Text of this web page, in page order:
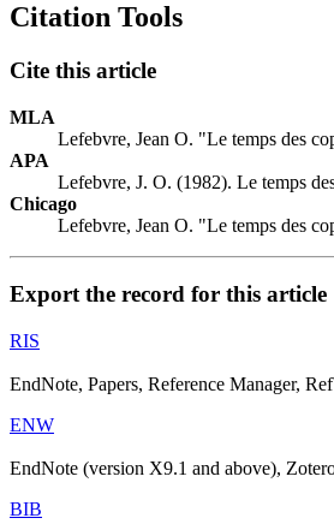
Citation Tools
Cite this article
MLA
Lefebvre, Jean O. "Le temps des
APA
Lefebvre, J. O. (1982). Le temps
Chicago
Lefebvre, Jean O. "Le temps des
Export the record for this article
RIS
EndNote, Papers, Reference Manager,
ENW
EndNote (version X9.1 and above),
BIB